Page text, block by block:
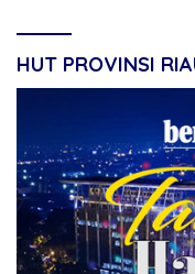
HUT PROVINSI